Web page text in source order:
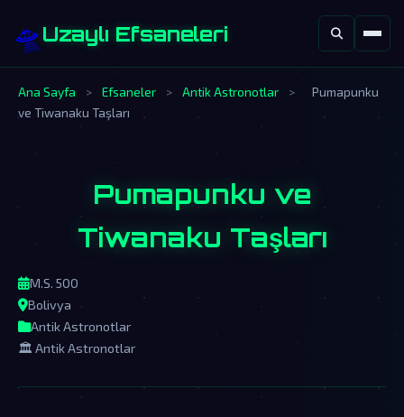
🛸Uzaylı Efsaneleri
Ana Sayfa > Efsaneler > Antik Astronotlar >
Pumapunku
ve Tiwanaku Taşları
Pumapunku ve
Tiwanaku Taşları
M.S. 500
Bolivya
Antik Astronotlar
🏛️ Antik Astronotlar